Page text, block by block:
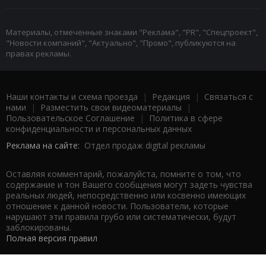
Материалы, отмеченные знаками "Реклама", "PR", "Спецпроект",
"Новости компаний", "Актуально", "Промо", публикуются на
правах рекламы.
Наши контакты и схема проезда | Редакция | Связаться с
нами | Разместить свои видеоматериалы |
Пользовательское Соглашение |
Политика в сфере
конфиденциальности и персональных данных
Реклама на сайте: Отдел продаж digital рекламы
Оставляя комментарий, пожалуйста, помните о том, что
содержание и тон Вашего сообщения могут задеть чувства
реальных людей, непосредственно или косвенно имеющих
отношение к данной новости. Пользователи, которые
нарушают эти правила грубо или систематически, будут
заблокированы.
Полная версия правил